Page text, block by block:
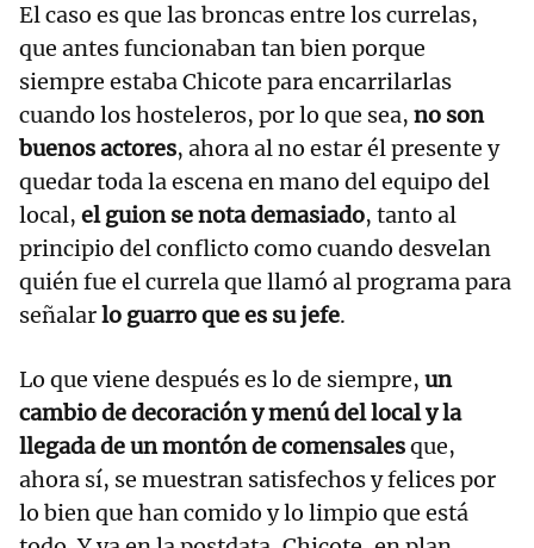
El caso es que las broncas entre los currelas,
que antes funcionaban tan bien porque
siempre estaba Chicote para encarrilarlas
cuando los hosteleros, por lo que sea, no son
buenos actores, ahora al no estar él presente y
quedar toda la escena en mano del equipo del
local, el guion se nota demasiado, tanto al
principio del conflicto como cuando desvelan
quién fue el currela que llamó al programa para
señalarlo guarro que es su jefe.
Lo que viene después es lo de siempre, un
cambio de decoración y menú del local y la
llegada de un montón de comensalesque,
ahora sí, se muestran satisfechos y felices por
lo bien que han comido y lo limpio que está